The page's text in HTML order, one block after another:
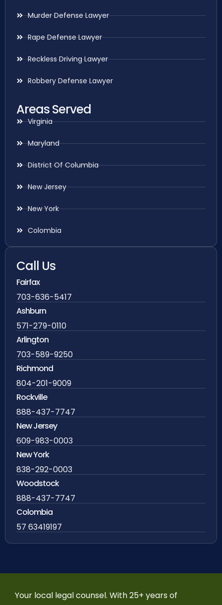
Murder Defense Lawyer
Rape Defense Lawyer
Reckless Driving Lawyer
Robbery Defense Lawyer
Areas Served
Virginia
Maryland
District Of Columbia
New Jersey
New York
Colombia
Call Us
Fairfax
703-636-5417
Ashburn
571-279-0110
Arlington
703-589-9250
Richmond
804-201-9009
Rockville
888-437-7747
New Jersey
609-983-0003
New York
838-292-0003
Woodstock
888-437-7747
Colombia
57 63419197
Your local legal counsel. With 25+ years of